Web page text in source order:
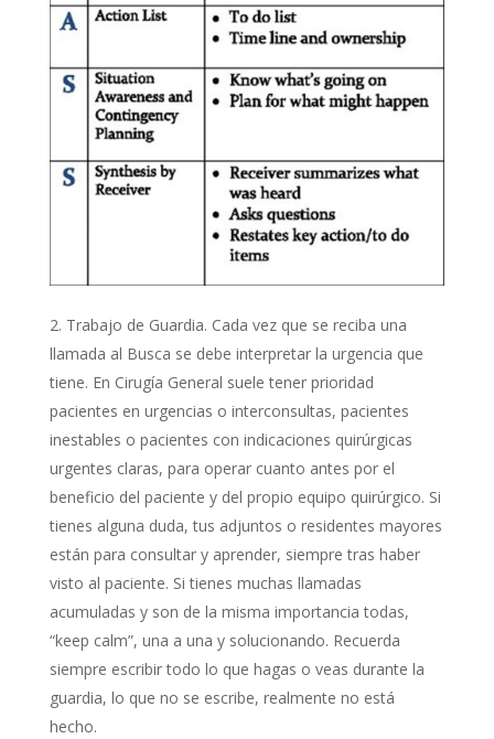
Trabajo de Guardia. Cada vez que se reciba una
llamada al Busca se debe interpretar la urgencia que
tiene. En Cirugía General suele tener prioridad
pacientes en urgencias o interconsultas, pacientes
inestables o pacientes con indicaciones quirúrgicas
urgentes claras, para operar cuanto antes por el
beneficio del paciente y del propio equipo quirúrgico. Si
tienes alguna duda, tus adjuntos o residentes mayores
están para consultar y aprender, siempre tras haber
visto al paciente. Si tienes muchas llamadas
acumuladas y son de la misma importancia todas,
“keep calm”, una a una y solucionando. Recuerda
siempre escribir todo lo que hagas o veas durante la
guardia, lo que no se escribe, realmente no está
hecho.